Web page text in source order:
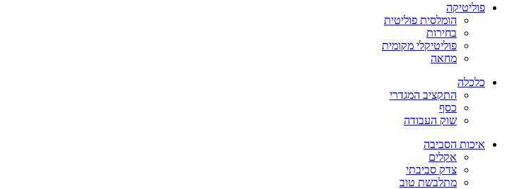
פוליטיקה
הומלסית פוליטית
בחירות
פוליטיקלי מקומית
מחאה
כלכלה
התקציב המגדרי
כסף
שוק העבודה
איכות הסביבה
אקלים
צדק סביבתי
מתלבשת טוב